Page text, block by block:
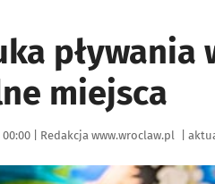
pływania
miejsca
| Autor:
Redakcja www.wroclaw.pl
powiększyć